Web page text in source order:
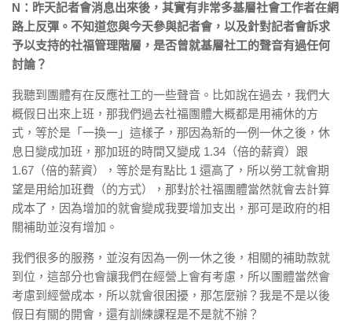
N：昨天記者會消息出來後，其實有非常多基層社會工作者在網
路上反彈。不知道您與今天參與記者會，以及針對記者會訴求
予以支持的社福管理階層，是否曾就基層社工的聲音有過任何
討論？
我聽到團體有在反應社工的一些聲音。比如說在過去，我們大
概假日出來上班，那我們過去社福團體大概都是用補休的方
式，等於是「一換一」這樣子，那因為新的一例一休之後，休
息日變成加班，那加班的時間又變成 1.34（倍的薪資）跟
1.67（倍的薪資），等於是有點比 1 還高了，所以勞工就會期
望是用給加班費（的方式），那對於社福團體當然就會去計算
成本了，因為增加的就會變成我要增加支出，那可是政府的相
關補助並沒有增加。
我們很多的服務，並沒有因為一例一休之後，相關的補助款就
到位，這部分也會讓我們在經營上會有考慮，所以團體當然會
考慮到經營成本，所以就會很困擾，那怎麼辦？我是不是以後
假日有關的開會，還有訓練課程是不是就不辦？